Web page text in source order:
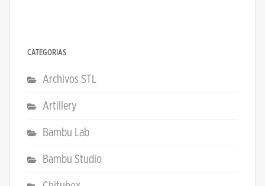
CATEGORÍAS
Archivos STL
Artillery
Bambu Lab
Bambu Studio